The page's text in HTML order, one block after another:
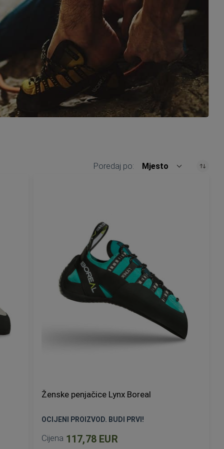
Poredaj po Mjesto
Ženske penjačice Lynx Boreal
OCIJENI PROIZVOD. BUDI PRVI!
Cijena 117,78 EUR